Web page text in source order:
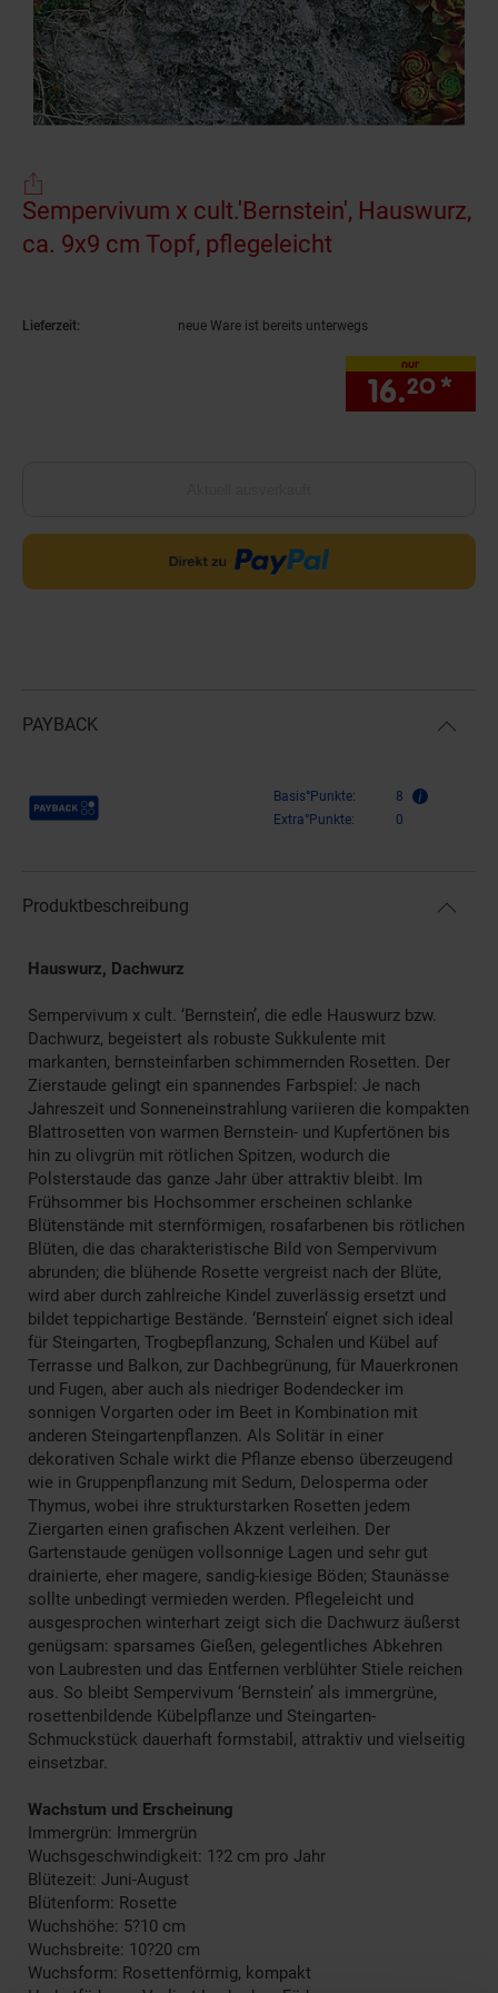
Sempervivum x cult.'Bernstein', Hauswurz,
ca. 9x9 cm Topf, pflegeleicht
Lieferzeit: neue Ware ist bereits unterwegs
nur
16.20 *
PAYBACK
Payback Punkte Basis°Punkte:
8
Extra°Punkte:
0
Produktbeschreibung
Hauswurz, Dachwurz
Sempervivum x cult. ‘Bernstein’, die edle Hauswurz bzw.
Dachwurz, begeistert als robuste Sukkulente mit
markanten, bernsteinfarben schimmernden Rosetten. Der
Zierstaude gelingt ein spannendes Farbspiel: Je nach
Jahreszeit und Sonneneinstrahlung variieren die kompakten
Blattrosetten von warmen Bernstein- und Kupfertönen bis
hin zu olivgrün mit rötlichen Spitzen, wodurch die
Polsterstaude das ganze Jahr über attraktiv bleibt. Im
Frühsommer bis Hochsommer erscheinen schlanke
Blütenstände mit sternförmigen, rosafarbenen bis rötlichen
Blüten, die das charakteristische Bild von Sempervivum
abrunden; die blühende Rosette vergreist nach der Blüte,
wird aber durch zahlreiche Kindel zuverlässig ersetzt und
bildet teppichartige Bestände. ‘Bernstein’ eignet sich ideal
für Steingarten, Trogbepflanzung, Schalen und Kübel auf
Terrasse und Balkon, zur Dachbegrünung, für Mauerkronen
und Fugen, aber auch als niedriger Bodendecker im
sonnigen Vorgarten oder im Beet in Kombination mit
anderen Steingartenpflanzen. Als Solitär in einer
dekorativen Schale wirkt die Pflanze ebenso überzeugend
wie in Gruppenpflanzung mit Sedum, Delosperma oder
Thymus, wobei ihre strukturstarken Rosetten jedem
Ziergarten einen grafischen Akzent verleihen. Der
Gartenstaude genügen vollsonnige Lagen und sehr gut
drainierte, eher magere, sandig-kiesige Böden; Staunässe
sollte unbedingt vermieden werden. Pflegeleicht und
ausgesprochen winterhart zeigt sich die Dachwurz äußerst
genügsam: sparsames Gießen, gelegentliches Abkehren
von Laubresten und das Entfernen verblühter Stiele reichen
aus. So bleibt Sempervivum ‘Bernstein’ als immergrüne,
rosettenbildende Kübelpflanze und Steingarten-
Schmuckstück dauerhaft formstabil, attraktiv und vielseitig
einsetzbar.
Wachstum und Erscheinung
Immergrün: Immergrün
Wuchsgeschwindigkeit: 1?2 cm pro Jahr
Blütezeit: Juni-August
Blütenform: Rosette
Wuchshöhe: 5?10 cm
Wuchsbreite: 10?20 cm
Wuchsform: Rosettenförmig, kompakt